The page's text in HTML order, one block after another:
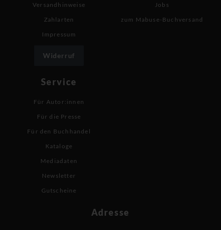
Versandhinweise
Zahlarten
Impressum
Widerruf
Jobs
zum Mabuse-Buchversand
Service
Für Autor:innen
Für die Presse
Für den Buchhandel
Kataloge
Mediadaten
Newsletter
Gutscheine
Adresse